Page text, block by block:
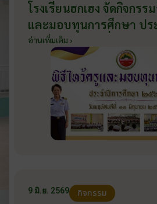
โรงเรียนฮกเฮง จัดกิจกรร
และมอบทุนการศึกษา ปร
ศึกษา 2569 วันที่ 11 มิถุนา
อ่านเพิ่มเติม ›
9 มิ.ย. 2569 กิจกรรม